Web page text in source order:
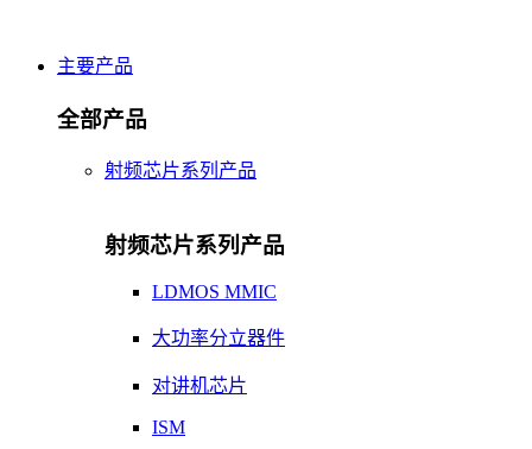
主要产品
全部产品
射频芯片系列产品
射频芯片系列产品
LDMOS MMIC
大功率分立器件
对讲机芯片
ISM